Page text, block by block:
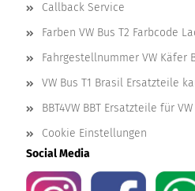
Callback Service
Farben VW Bus T2 Farbcode
Fahrgestellnummer VW Käfer
VW Bus T1 Brasil Ersatzteile
BBT4VW BBT Ersatzteile für VW
Cookie Einstellungen
Social Media